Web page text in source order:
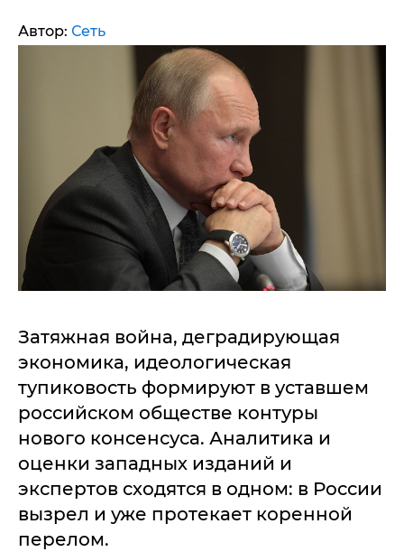
Автор: Сеть
Затяжная война, деградирующая
экономика, идеологическая
тупиковость формируют в уставшем
российском обществе контуры
нового консенсуса. Аналитика и
оценки западных изданий и
экспертов сходятся в одном: в России
вызрел и уже протекает коренной
перелом.